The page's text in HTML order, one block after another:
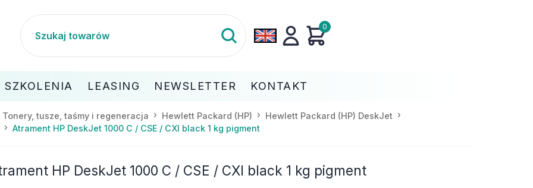
0
SZKOLENIA LEASING NEWSLETTER KONTAKT
Tonery, tusze, taśmy i regeneracja Hewlett Packard (HP)
Hewlett Packard (HP) DeskJet
Atrament HP DeskJet 1000 C / CSE / CXI black 1 kg pigment
HP DeskJet 1000 C / CSE / CXI black 1 kg pigment